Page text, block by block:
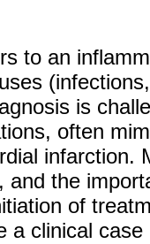
to an
is
often
infarction.
and the
of
a clinical